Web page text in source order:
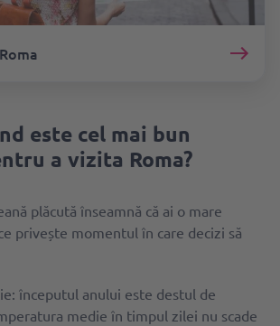
este cel mai bun
a vizita Roma?
plăcută înseamnă că ai o mare
privește momentul în care decizi să
începutul anului este destul de
medie în timpul zilei nu scade